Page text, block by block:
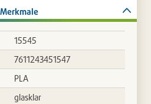
Merkmale
15545
7611243451547
PLA
glasklar